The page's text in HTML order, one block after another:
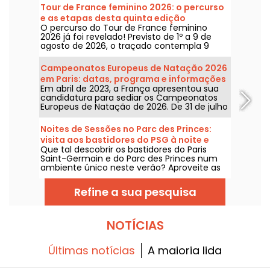
Tour de France feminino 2026: o percurso
e as etapas desta quinta edição
O percurso do Tour de France feminino
2026 já foi revelado! Previsto de 1º a 9 de
agosto de 2026, o traçado contempla 9
etapas, com a largada prevista na Suíça e a
chegada em Nice. Descubra o que nos
espera neste ano.
Campeonatos Europeus de Natação 2026
em Paris: datas, programa e informações
sobre a competição
Em abril de 2023, a França apresentou sua
candidatura para sediar os Campeonatos
Europeus de Natação de 2026. De 31 de julho
a 16 de agosto, o Centro Aquático Olímpico
recebe você para apoiar nossos nadadores.
Abaixo, tudo o que você precisa saber sobre
a competição e as provas!
Noites de Sessões no Parc des Princes:
visita aos bastidores do PSG à noite e
guinguette festiva com sets de DJ
Que tal descobrir os bastidores do Paris
Saint-Germain e do Parc des Princes num
ambiente único neste verão? Aproveite as
sessões noturnas para entrar no estádio à
noite e curtir várias animações festivas. Eis o
programa para este verão de 2026!
Refine a sua pesquisa
NOTÍCIAS
Últimas notícias A maioria lida